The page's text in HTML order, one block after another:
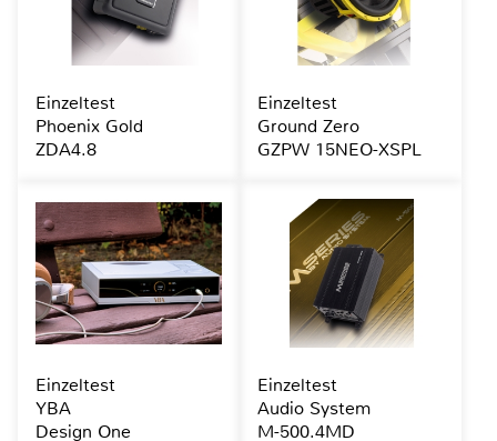
Einzeltest
Phoenix Gold
ZDA4.8
Einzeltest
Ground Zero
GZPW 15NEO-XSPL
Einzeltest
YBA
Design One
Einzeltest
Audio System
M-500.4MD